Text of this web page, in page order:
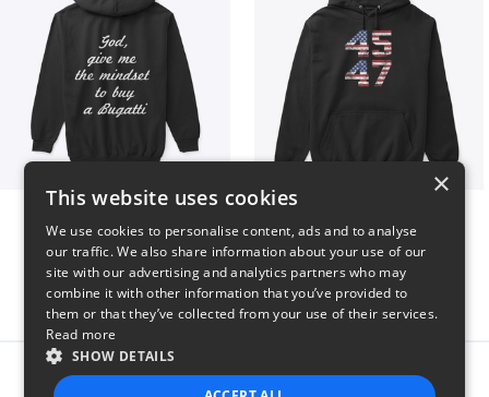
Report this product
×
This website uses cookies
We use cookies to personalise content, ads and to analyse
our traffic. We also share information about your use of our
site with our advertising and analytics partners who may
combine it with other information that you’ve provided to
them or that they’ve collected from your use of their services.
Read more
SHOW DETAILS